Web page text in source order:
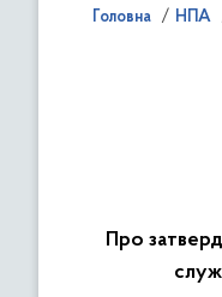
Головна НПА
Про